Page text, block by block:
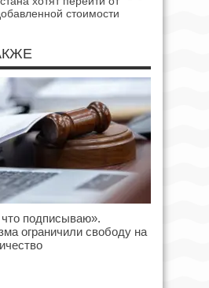
стоимости
подписываю».
ограничили свободу на